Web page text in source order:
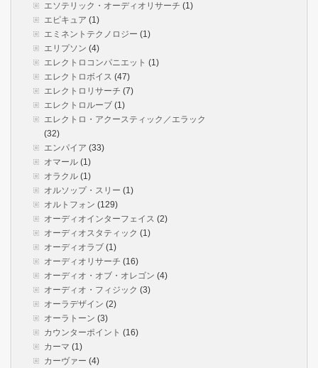
エソテリック・オーディオリサーチ (1)
エピキュア (1)
エミネントテクノロジー (1)
エリプソン (4)
エレクトロコンパニエット (1)
エレクトロボイス (47)
エレクトロリサーチ (7)
エレクトロルーブ (1)
エレクトロ・アクースティック／エラック
(32)
エンパイア (33)
オマール (1)
オラクル (1)
オルソップ・スリー (1)
オルトフォン (129)
オーディオインターフェイス (2)
オーディオスタティック (1)
オーディオラブ (1)
オーディオリサーチ (16)
オーディオ・オブ・オレゴン (4)
オーディオ・フィジック (3)
オーラデザイン (2)
オーラトーン (3)
カウンターポイント (16)
カーマ (1)
カーヴァー (4)